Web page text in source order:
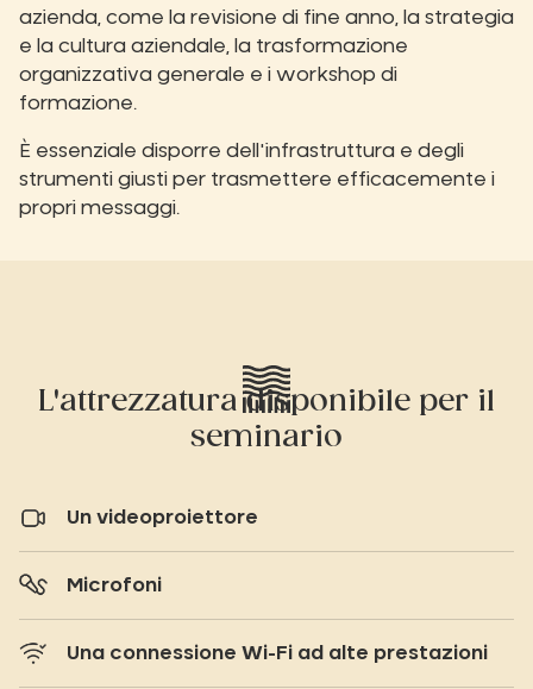
azienda, come la revisione di fine anno, la strategia
e la cultura aziendale, la trasformazione
organizzativa generale e i workshop di
formazione.
È essenziale disporre dell'infrastruttura e degli
strumenti giusti per trasmettere efficacemente i
propri messaggi.
L'attrezzatura disponibile per il
seminario
Un videoproiettore
Microfoni
Una connessione Wi-Fi ad alte prestazioni